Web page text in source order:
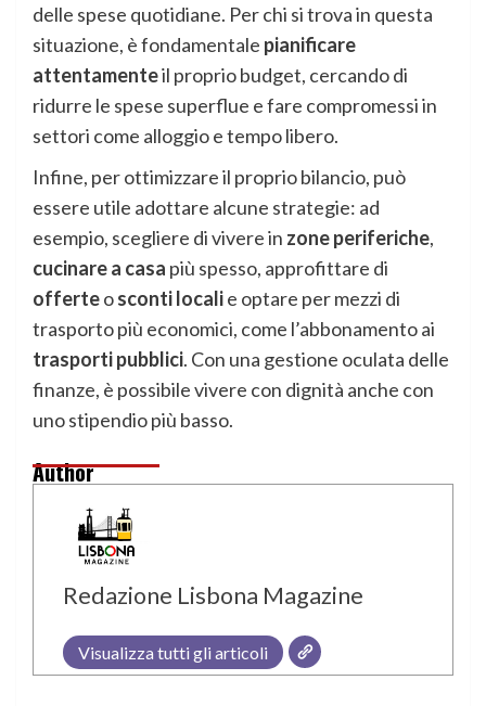
delle spese quotidiane. Per chi si trova in questa
situazione, è fondamentale pianificare
attentamenteil proprio budget, cercando di
ridurre le spese superflue e fare compromessi in
settori come alloggio e tempo libero.
Infine, per ottimizzare il proprio bilancio, può
essere utile adottare alcune strategie: ad
esempio, scegliere di vivere in zone periferiche,
cucinare a casa più spesso, approfittare di
offerteosconti localie optare per mezzi di
trasporto più economici, come l’abbonamento ai
trasporti pubblici. Con una gestione oculata delle
finanze, è possibile vivere con dignità anche con
uno stipendio più basso.
Author
Redazione Lisbona Magazine
Visualizza tutti gli articoli